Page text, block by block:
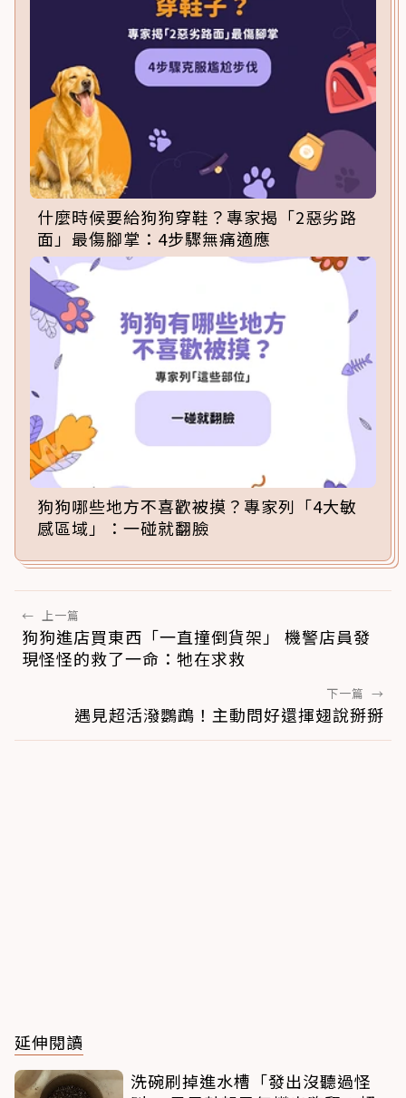
什麼時候要給狗狗穿鞋？專家揭「2惡劣路
面」最傷腳掌：4步驟無痛適應
狗狗哪些地方不喜歡被摸？專家列「4大敏
感區域」：一碰就翻臉
← 上一篇
狗狗進店買東西「一直撞倒貨架」 機警店員發
現怪怪的救了一命：牠在求救
下一篇 →
遇見超活潑鸚鵡！主動問好還揮翅說掰掰
延伸閱讀
洗碗刷掉進水槽「發出沒聽過怪